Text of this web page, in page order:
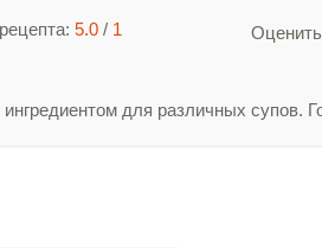
5.0 / 1
Оценить
для различных супов.